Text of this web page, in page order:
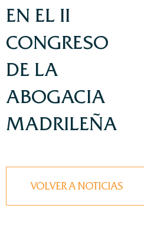
EN EL II
CONGRESO
DE LA
ABOGACIA
MADRILEÑA
VOLVER A NOTICIAS